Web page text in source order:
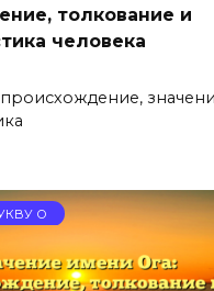
толкование и
человека
О